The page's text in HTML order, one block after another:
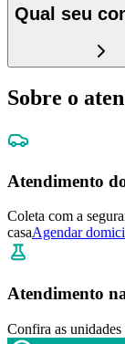
Qual seu
Sobre o
Atendimento
Coleta com a
casaAgendar
Atendimento
Confira as unidades